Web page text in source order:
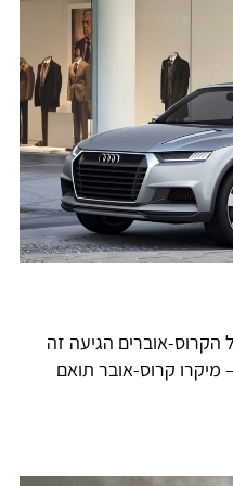
אוברים הגיעה זה
קרוס-אובר תואם